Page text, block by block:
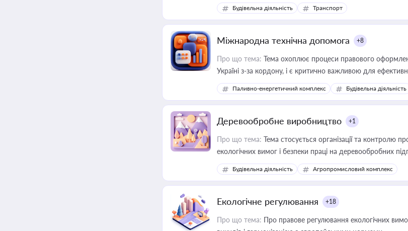
Будівельна діяльність Транспорт
Міжнародна технічна допомога +8
Про що тема: Тема охоплює процеси правового
Україні з-за кордону, і є критично важливою для
інфраструктурних проєктів
Паливно-енергетичний комплекс Будівельна діяльність
Деревообробне виробництво +1
Про що тема: Тема стосується організації та контролю
екологічних вимог і безпеки праці на деревообробних
Будівельна діяльність Агропромисловий комплекс
Екологічне регулювання +18
Про що тема: Про правове регулювання екологічних